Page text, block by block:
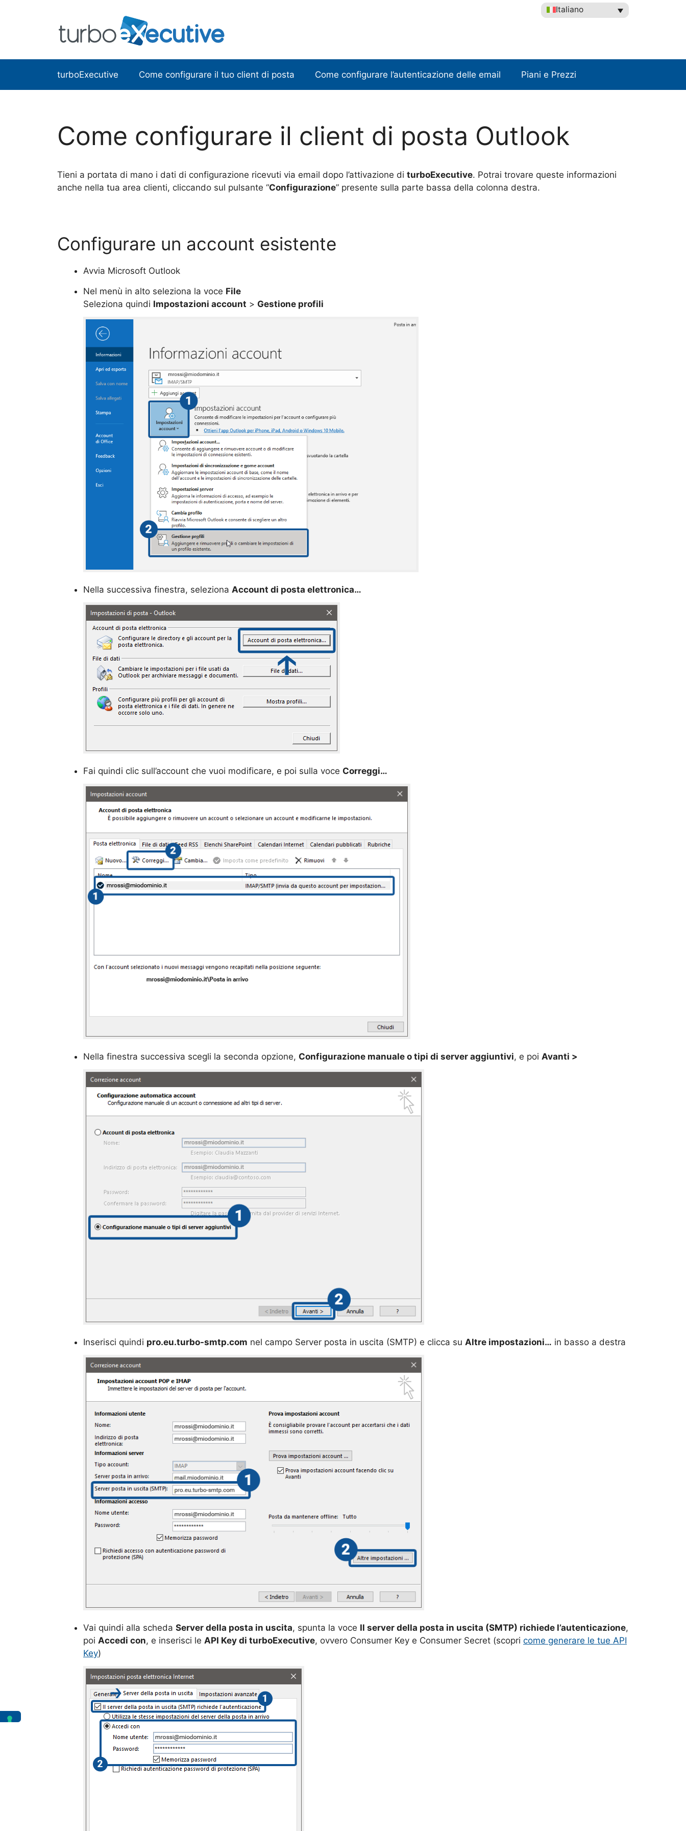
Italiano
turboExecutive Come configurare il tuo client di posta Come configurare l’autenticazione delle email Piani e Prezzi
Come configurare il client di posta Outlook
Tieni a portata di mano i dati di configurazione ricevuti via email dopo l’attivazione di turboExecutive. Potrai trovare queste informazioni
anche nella tua area clienti, cliccando sul pulsante “Configurazione” presente sulla parte bassa della colonna destra.
Configurare un account esistente
Avvia Microsoft Outlook
Nel menù in alto seleziona la voce File
Seleziona quindi Impostazioni account > Gestione profili
Nella successiva finestra, seleziona Account di posta elettronica…
Fai quindi clic sull’account che vuoi modificare, e poi sulla voce Correggi…
Nella finestra successiva scegli la seconda opzione, Configurazione manuale o tipi di server aggiuntivi, e poi Avanti >
Inserisci quindi pro.eu.turbo-smtp.com nel campo Server posta in uscita (SMTP) e clicca su Altre impostazioni… in basso a destra
Vai quindi alla scheda Server della posta in uscita, spunta la voce Il server della posta in uscita (SMTP) richiede l’autenticazione,
poi Accedi con, e inserisci le API Key di turboExecutive, ovvero Consumer Key e Consumer Secret (scopri come generare le tue API
Key)